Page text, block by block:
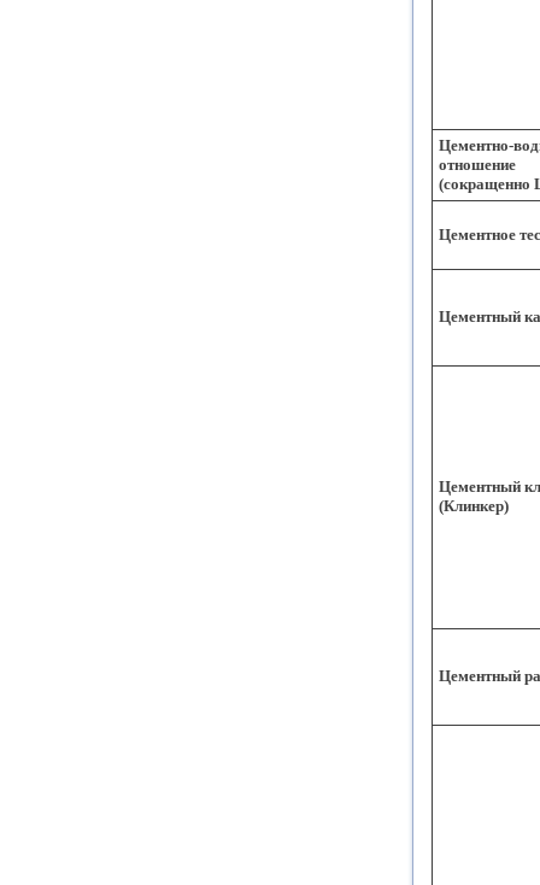
Цементно-
отношение
(сокращенно
Цементное
Цементный
Цементный
(Клинкер)
Цементный